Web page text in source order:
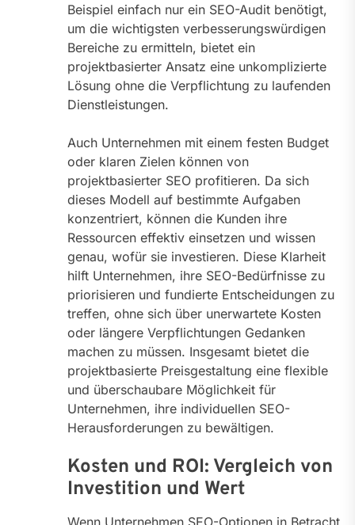
Beispiel einfach nur ein SEO-Audit benötigt,
um die wichtigsten verbesserungswürdigen
Bereiche zu ermitteln, bietet ein
projektbasierter Ansatz eine unkomplizierte
Lösung ohne die Verpflichtung zu laufenden
Dienstleistungen.
Auch Unternehmen mit einem festen Budget
oder klaren Zielen können von
projektbasierter SEO profitieren. Da sich
dieses Modell auf bestimmte Aufgaben
konzentriert, können die Kunden ihre
Ressourcen effektiv einsetzen und wissen
genau, wofür sie investieren. Diese Klarheit
hilft Unternehmen, ihre SEO-Bedürfnisse zu
priorisieren und fundierte Entscheidungen zu
treffen, ohne sich über unerwartete Kosten
oder längere Verpflichtungen Gedanken
machen zu müssen. Insgesamt bietet die
projektbasierte Preisgestaltung eine flexible
und überschaubare Möglichkeit für
Unternehmen, ihre individuellen SEO-
Herausforderungen zu bewältigen.
Kosten und ROI: Vergleich von
Investition und Wert